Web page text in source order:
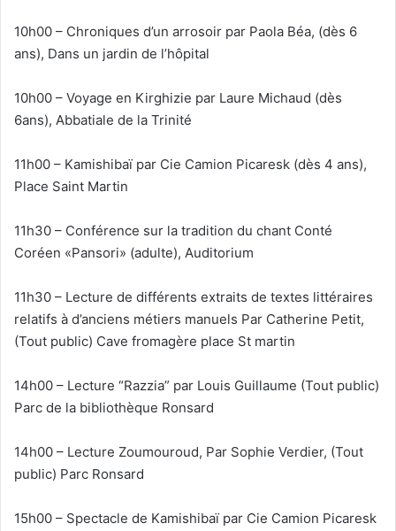
10h00 – Chroniques d’un arrosoir par Paola Béa, (dès 6
ans), Dans un jardin de l’hôpital
10h00 – Voyage en Kirghizie par Laure Michaud (dès
6ans), Abbatiale de la Trinité
11h00 – Kamishibaï par Cie Camion Picaresk (dès 4 ans),
Place Saint Martin
11h30 – Conférence sur la tradition du chant Conté
Coréen «Pansori» (adulte), Auditorium
11h30 – Lecture de différents extraits de textes littéraires
relatifs à d’anciens métiers manuels Par Catherine Petit,
(Tout public) Cave fromagère place St martin
14h00 – Lecture “Razzia” par Louis Guillaume (Tout public)
Parc de la bibliothèque Ronsard
14h00 – Lecture Zoumouroud, Par Sophie Verdier, (Tout
public) Parc Ronsard
15h00 – Spectacle de Kamishibaï par Cie Camion Picaresk